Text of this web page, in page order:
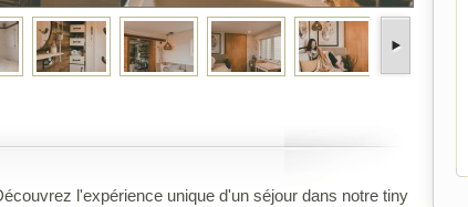
l'expérience unique d'un séjour dans notre tiny